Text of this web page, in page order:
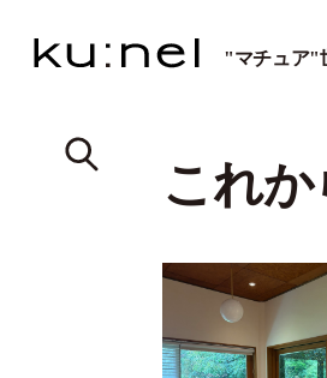
"マチュア"
これ